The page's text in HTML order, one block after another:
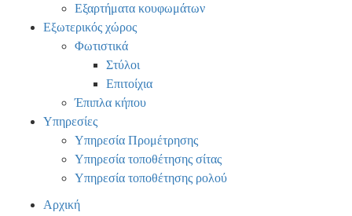
Εξαρτήματα κουφωμάτων
Εξωτερικός χώρος
Φωτιστικά
Στύλοι
Επιτοίχια
Έπιπλα κήπου
Υπηρεσίες
Υπηρεσία Προμέτρησης
Υπηρεσία τοποθέτησης σίτας
Υπηρεσία τοποθέτησης ρολού
Αρχική